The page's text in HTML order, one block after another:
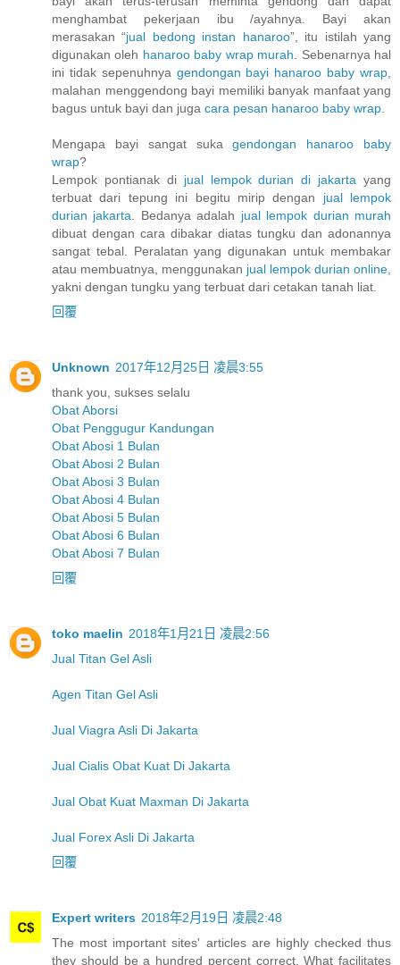
menghambat pekerjaan ibu /ayahnya. Bayi akan
merasakan “jual bedong instan hanaroo”, itu istilah yang
digunakan oleh hanaroo baby wrap murah . Sebenarnya hal
ini tidak sepenuhnya gendongan bayi hanaroo baby wrap
malahan menggendong bayi memiliki banyak manfaat yang
bagus untuk bayi dan juga cara pesan hanaroo baby wrap
Mengapa bayi sangat sukagendongan hanaroo baby
wrap?
Lempok pontianak di jual lempok durian di jakarta yang
terbuat dari tepung ini begitu mirip dengan jual lempok
durian jakarta . Bedanya adalah jual lempok durian murah
dibuat dengan cara dibakar diatas tungku dan adonannya
sangat tebal. Peralatan yang digunakan untuk membakar
atau membuatnya, menggunakan jual lempok durian online
yakni dengan tungku yang terbuat dari cetakan tanah liat.
回覆
Unknown 2017年12月25日 凌晨3:55
thank you, sukses selalu
Obat Aborsi
Obat Penggugur Kandungan
Obat Abosi 1 Bulan
Obat Abosi 2 Bulan
Obat Abosi 3 Bulan
Obat Abosi 4 Bulan
Obat Abosi 5 Bulan
Obat Abosi 6 Bulan
Obat Abosi 7 Bulan
回覆
toko maelin 2018年1月21日 凌晨2:56
Jual Titan Gel Asli
Agen Titan Gel Asli
Jual Viagra Asli Di Jakarta
Jual Cialis Obat Kuat Di Jakarta
Jual Obat Kuat Maxman Di Jakarta
Jual Forex Asli Di Jakarta
回覆
Expert writers 2018年2月19日 凌晨2:48
The most important sites' articles are highly checked thus
they should be a hundred percent correct. What facilitates